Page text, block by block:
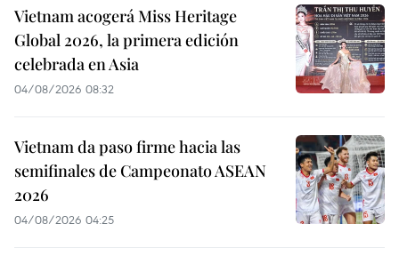
Vietnam acogerá Miss Heritage
Global 2026, la primera edición
celebrada en Asia
04/08/2026 08:32
Vietnam da paso firme hacia las
semifinales de Campeonato ASEAN
2026
04/08/2026 04:25